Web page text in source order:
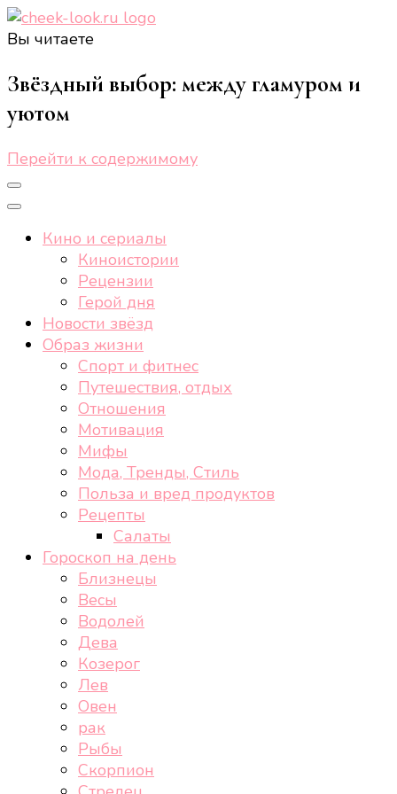
здоровом образе жизни, спорте, стиле, отдыхе и
еде.
Вы читаете
Звёздный выбор: между гламуром и
уютом
Перейти к содержимому
Кино и сериалы
Киноистории
Рецензии
Герой дня
Новости звёзд
Образ жизни
Спорт и фитнес
Путешествия, отдых
Отношения
Мотивация
Мифы
Мода, Тренды, Стиль
Польза и вред продуктов
Рецепты
Салаты
Гороскоп на день
Близнецы
Весы
Водолей
Дева
Козерог
Лев
Овен
рак
Рыбы
Скорпион